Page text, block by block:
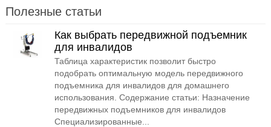
Полезные статьи
Как выбрать передвижной подъемник
для инвалидов
Таблица характеристик позволит быстро
подобрать оптимальную модель передвижного
подъемника для инвалидов для домашнего
использования. Содержание статьи: Назначение
передвижных подъемников для инвалидов
Специализированные...